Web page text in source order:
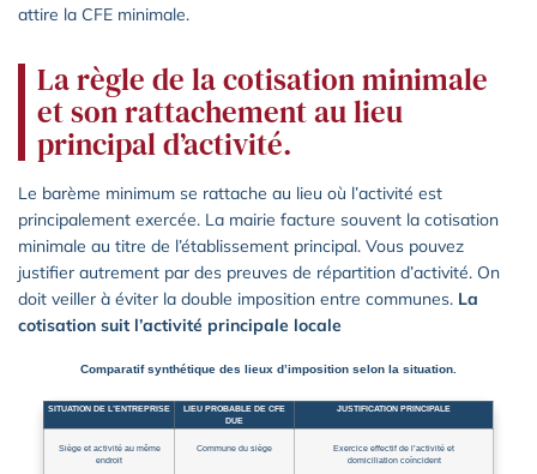
attire la CFE minimale.
La règle de la cotisation minimale
et son rattachement au lieu
principal d’activité.
Le barème minimum se rattache au lieu où l’activité est
principalement exercée. La mairie facture souvent la cotisation
minimale au titre de l’établissement principal. Vous pouvez
justifier autrement par des preuves de répartition d’activité. On
doit veiller à éviter la double imposition entre communes. La
cotisation suit l’activité principale locale
Comparatif synthétique des lieux d’imposition selon la situation.
SITUATION DE L’ENTREPRISE
LIEU PROBABLE DE CFE
DUE
JUSTIFICATION PRINCIPALE
Siège et activité au même
endroit
Commune du siège
Exercice effectif de l’activité et
domiciliation coïncident